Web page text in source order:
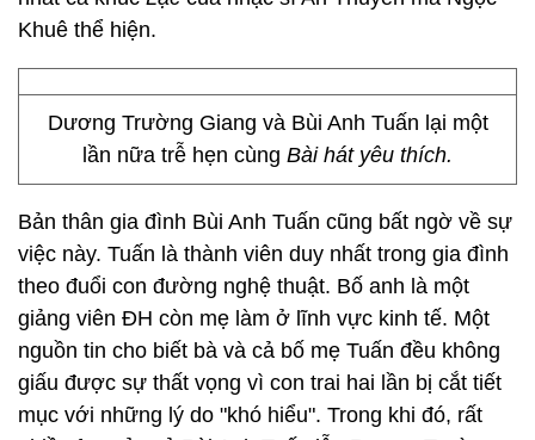
Khuê thể hiện.
Dương Trường Giang và Bùi Anh Tuấn lại một
lần nữa trễ hẹn cùng Bài hát yêu thích.
Bản thân gia đình Bùi Anh Tuấn cũng bất ngờ về sự
việc này. Tuấn là thành viên duy nhất trong gia đình
theo đuổi con đường nghệ thuật. Bố anh là một
giảng viên ĐH còn mẹ làm ở lĩnh vực kinh tế. Một
nguồn tin cho biết bà và cả bố mẹ Tuấn đều không
giấu được sự thất vọng vì con trai hai lần bị cắt tiết
mục với những lý do "khó hiểu". Trong khi đó, rất